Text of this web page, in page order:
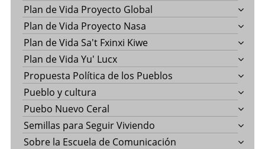
Plan de Vida Proyecto Global
Plan de Vida Proyecto Nasa
Plan de Vida Sa't Fxinxi Kiwe
Plan de Vida Yu' Lucx
Propuesta Política de los Pueblos
Pueblo y cultura
Puebo Nuevo Ceral
Semillas para Seguir Viviendo
Sobre la Escuela de Comunicación